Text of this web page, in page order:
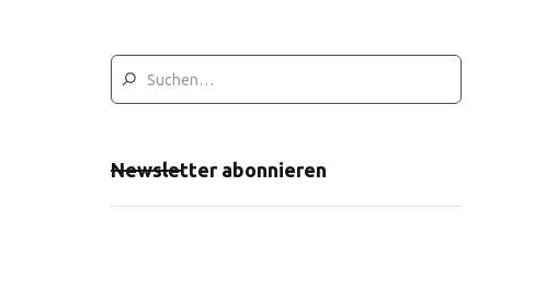
Newsletter abonnieren